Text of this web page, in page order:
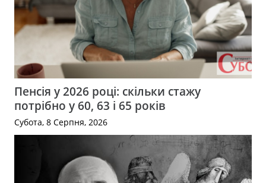
Пенсія у 2026 році: скільки стажу
потрібно у 60, 63 і 65 років
Субота, 8 Серпня, 2026